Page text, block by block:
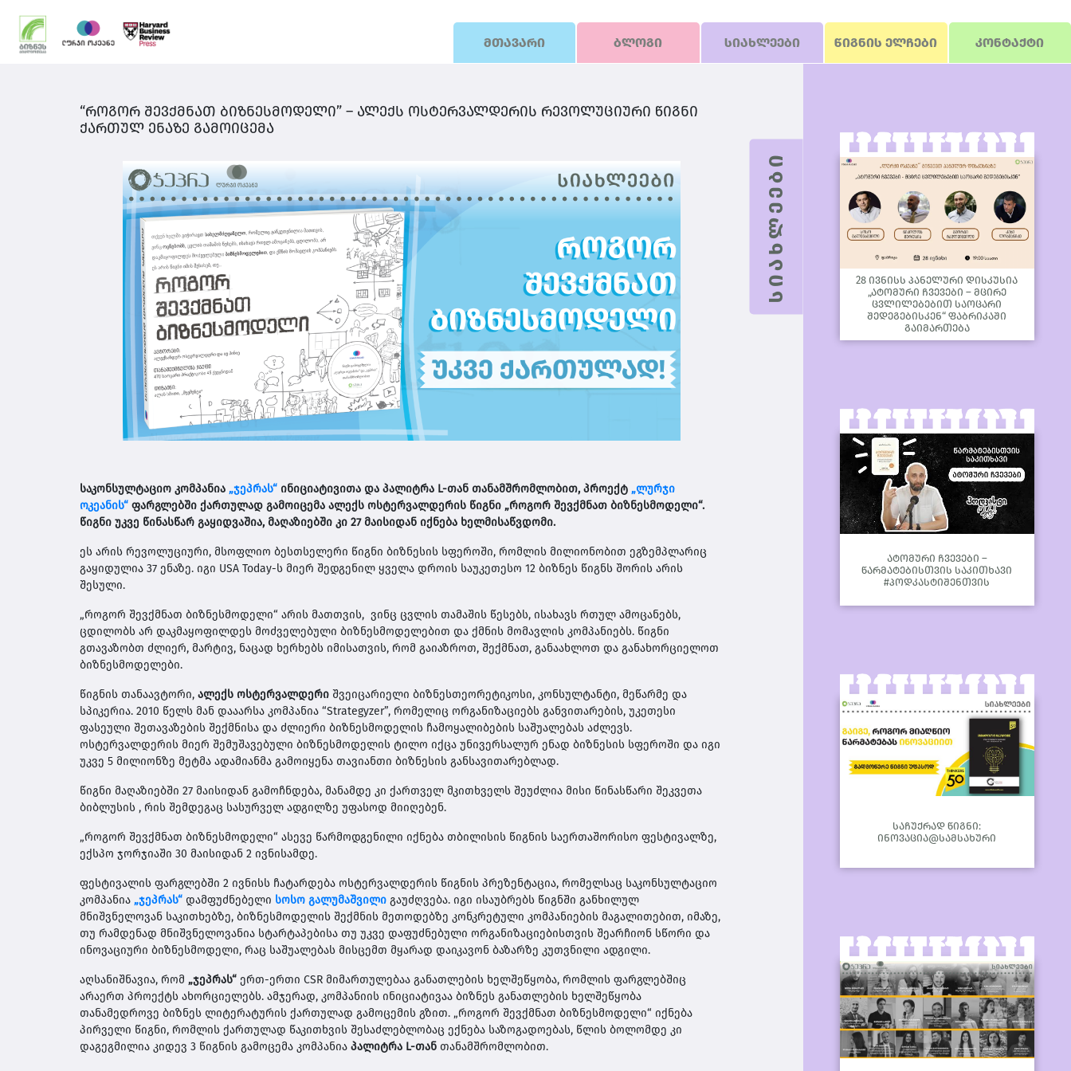
მთავარი ბლოგი სიახლეები წიგნის ელჩები კონტაქტი
“როგორ შევქმნათ ბიზნესმოდელი” – ალექს ოსტერვალდერის რევოლუციური წიგნი
ქართულ ენაზე გამოიცემა
საკონსულტაციო კომპანია „ჯეპრას“ ინიციატივითა და პალიტრა L-თან თანამშრომლობით, პროექტ „ლურჯი
ოკეანის“ ფარგლებში ქართულად გამოიცემა ალექს ოსტერვალდერის წიგნი „როგორ შევქმნათ ბიზნესმოდელი“.
წიგნი უკვე წინასწარ გაყიდვაშია, მაღაზიებში კი 27 მაისიდან იქნება ხელმისაწვდომი.
ეს არის რევოლუციური, მსოფლიო ბესთსელერი წიგნი ბიზნესის სფეროში, რომლის მილიონობით ეგზემპლარიც
გაყიდულია 37 ენაზე. იგი USA Today-ს მიერ შედგენილ ყველა დროის საუკეთესო 12 ბიზნეს წიგნს შორის არის
შესული.
„როგორ შევქმნათ ბიზნესმოდელი“ არის მათთვის, ვინც ცვლის თამაშის წესებს, ისახავს რთულ ამოცანებს,
ცდილობს არ დაკმაყოფილდეს მოძველებული ბიზნესმოდელებით და ქმნის მომავლის კომპანიებს. წიგნი
გთავაზობთ ძლიერ, მარტივ, ნაცად ხერხებს იმისათვის, რომ გაიაზროთ, შექმნათ, განაახლოთ და განახორციელოთ
ბიზნესმოდელები.
წიგნის თანაავტორი, ალექს ოსტერვალდერი შვეიცარიელი ბიზნესთეორეტიკოსი, კონსულტანტი, მეწარმე და
სპიკერია. 2010 წელს მან დააარსა კომპანია “Strategyzer”, რომელიც ორგანიზაციებს განვითარების, უკეთესი
ფასეული შეთავაზების შექმნისა და ძლიერი ბიზნესმოდელის ჩამოყალიბების საშუალებას აძლევს.
ოსტერვალდერის მიერ შემუშავებული ბიზნესმოდელის ტილო იქცა უნივერსალურ ენად ბიზნესის სფეროში და იგი
უკვე 5 მილიონზე მეტმა ადამიანმა გამოიყენა თავიანთი ბიზნესის განსავითარებლად.
წიგნი მაღაზიებში 27 მაისიდან გამოჩნდება, მანამდე კი ქართველ მკითხველს შეუძლია მისი წინასწარი შეკვეთა
ბიბლუსის , რის შემდეგაც სასურველ ადგილზე უფასოდ მიიღებენ.
„როგორ შევქმნათ ბიზნესმოდელი“ ასევე წარმოდგენილი იქნება თბილისის წიგნის საერთაშორისო ფესტივალზე,
ექსპო ჯორჯიაში 30 მაისიდან 2 ივნისამდე.
ფესტივალის ფარგლებში 2 ივნისს ჩატარდება ოსტერვალდერის წიგნის პრეზენტაცია, რომელსაც საკონსულტაციო
კომპანია „ჯეპრას“ დამფუძნებელი სოსო გალუმაშვილი გაუძღვება. იგი ისაუბრებს წიგნში განხილულ
მნიშვნელოვან საკითხებზე, ბიზნესმოდელის შექმნის მეთოდებზე კონკრეტული კომპანიების მაგალითებით, იმაზე,
თუ რამდენად მნიშვნელოვანია სტარტაპებისა თუ უკვე დაფუძნებული ორგანიზაციებისთვის შეარჩიონ სწორი და
ინოვაციური ბიზნესმოდელი, რაც საშუალებას მისცემთ მყარად დაიკავონ ბაზარზე კუთვნილი ადგილი.
აღსანიშნავია, რომ „ჯეპრას“ ერთ-ერთი CSR მიმართულებაა განათლების ხელშეწყობა, რომლის ფარგლებშიც
არაერთ პროექტს ახორციელებს. ამჯერად, კომპანიის ინიციატივაა ბიზნეს განათლების ხელშეწყობა
თანამედროვე ბიზნეს ლიტერატურის ქართულად გამოცემის გზით. „როგორ შევქმნათ ბიზნესმოდელი“ იქნება
პირველი წიგნი, რომლის ქართულად წაკითხვის შესაძლებლობაც ექნება საზოგადოებას, წლის ბოლომდე კი
დაგეგმილია კიდევ 3 წიგნის გამოცემა კომპანია პალიტრა L-თან თანამშრომლობით.
28 ივნისს პანელური დისკუსია
„ატომური ჩვევები – მცირე
ცვლილებებით საოცარი
შედეგებისკენ“ ფაბრიკაში
გაიმართება
ატომური ჩვევები –
წარმატებისთვის საკითხავი
#პოდკასტიშენთვის
საჩუქრად წიგნი:
ინოვაცია@სამსახური